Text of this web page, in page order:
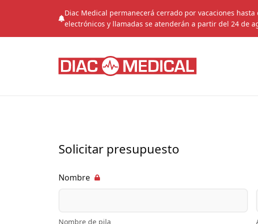
Diac Medical permanecerá cerrado por vacaciones
electrónicos y llamadas se atenderán a partir del 24 de
Solicitar presupuesto
Nombre
Nombre de pila